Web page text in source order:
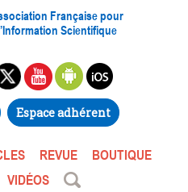
Française pour
Scientifique
Espace adhérent
REVUE
BOUTIQUE
VIDÉOS